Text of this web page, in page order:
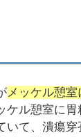
メッケル憩
ケル憩室に
いて、潰瘍